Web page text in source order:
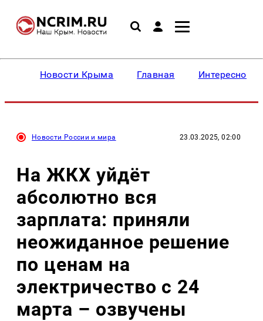
Новости Крыма Главная Интересное
Новости России и мира 23.03.2025, 02:00
На ЖКХ уйдёт
абсолютно вся
зарплата: приняли
неожиданное решение
по ценам на
электричество с 24
марта – озвучены